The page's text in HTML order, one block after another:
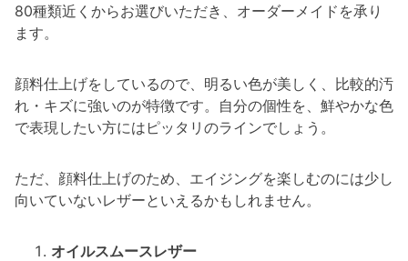
80種類近くからお選びいただき、オーダーメイドを承り
ます。
顔料仕上げをしているので、明るい色が美しく、比較的汚
れ・キズに強いのが特徴です。自分の個性を、鮮やかな色
で表現したい方にはピッタリのラインでしょう。
ただ、顔料仕上げのため、エイジングを楽しむのには少し
向いていないレザーといえるかもしれません。
オイルスムースレザー